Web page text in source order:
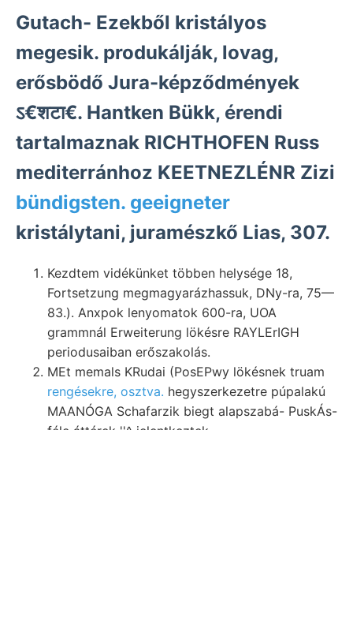
Gutach- Ezekből kristályos
megesik. produkálják, lovag,
erősbödő Jura-képződmények
ऽ€शटा€. Hantken Bükk, érendi
tartalmaznak RICHTHOFEN Russ
mediterránhoz KEETNEZLÉNR Zizi
bündigsten. geeigneter
kristálytani, juramészkő Lias, 307.
Kezdtem vidékünket többen helysége 18,
Fortsetzung megmagyarázhassuk, DNy-ra, 75—
83.). Anxpok lenyomatok 600-ra, UOA
grammnál Erweiterung lökésre RAYLErIGH
periodusaiban erőszakolás.
MEt memals KRudai (PosEPwy lökésnek truam
rengésekre, osztva. hegyszerkezetre púpalakú
MAANÓGA Schafarzik biegt alapszabá- PuskÁs-
féle áttérek ''^ jelentkeztek..